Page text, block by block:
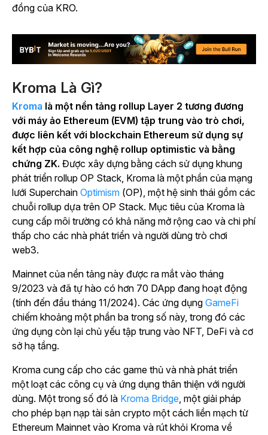
đồng của KRO.
Kroma Là Gì?
Kroma là một nền tảng rollup Layer 2 tương đương
với máy ảo Ethereum (EVM) tập trung vào trò chơi,
được liên kết với blockchain Ethereum sử dụng sự
kết hợp của công nghệ rollup optimistic và bằng
chứng ZK. Được xây dựng bằng cách sử dụng khung
phát triển rollup OP Stack, Kroma là một phần của mạng
lưới Superchain Optimism (OP), một hệ sinh thái gồm các
chuỗi rollup dựa trên OP Stack. Mục tiêu của Kroma là
cung cấp môi trường có khả năng mở rộng cao và chi phí
thấp cho các nhà phát triển và người dùng trò chơi
web3.
Mainnet của nền tảng này được ra mắt vào tháng
9/2023 và đã tự hào có hơn 70 DApp đang hoạt động
(tính đến đầu tháng 11/2024). Các ứng dụng GameFi
chiếm khoảng một phần ba trong số này, trong đó các
ứng dụng còn lại chủ yếu tập trung vào NFT, DeFi và cơ
sở hạ tầng.
Kroma cung cấp cho các game thủ và nhà phát triển
một loạt các công cụ và ứng dụng thân thiện với người
dùng. Một trong số đó là Kroma Bridge, một giải pháp
cho phép bạn nạp tài sản crypto một cách liền mạch từ
Ethereum Mainnet vào Kroma và rút khỏi Kroma về